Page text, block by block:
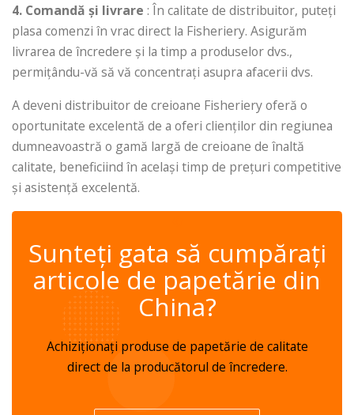
4. Comandă și livrare : În calitate de distribuitor, puteți
plasa comenzi în vrac direct la Fisheriery. Asigurăm
livrarea de încredere și la timp a produselor dvs.,
permițându-vă să vă concentrați asupra afacerii dvs.
A deveni distribuitor de creioane Fisheriery oferă o
oportunitate excelentă de a oferi clienților din regiunea
dumneavoastră o gamă largă de creioane de înaltă
calitate, beneficiind în același timp de prețuri competitive
și asistență excelentă.
Sunteți gata să cumpărați
articole de papetărie din
China?
Achiziționați produse de papetărie de calitate
direct de la producătorul de încredere.